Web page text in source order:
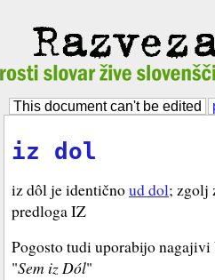
This document can't be edited
iz dol
iz dôl je identičnoud dol; zgolj
predloga IZ
Pogosto tudi uporabijo
"Sem iz Dól"